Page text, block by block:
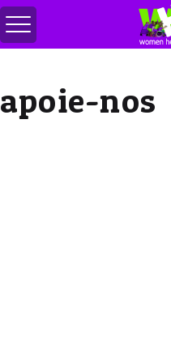
Alternar
menu
apoie-nos